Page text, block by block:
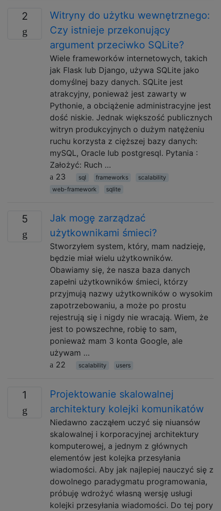
2
Witryny do użytku wewnętrznego:
Czy istnieje przekonujący
argument przeciwko SQLite?
Wiele frameworków internetowych, takich
jak Flask lub Django, używa SQLite jako
domyślnej bazy danych. SQLite jest
atrakcyjny, ponieważ jest zawarty w
Pythonie, a obciążenie administracyjne jest
dość niskie. Jednak większość publicznych
witryn produkcyjnych o dużym natężeniu
ruchu korzysta z cięższej bazy danych:
mySQL, Oracle lub postgresql. Pytania :
Założyć: Ruch …
23
sql frameworks
scalability
web-framework
sqlite
5
Jak mogę zarządzać
użytkownikami śmieci?
Stworzyłem system, który, mam nadzieję,
będzie miał wielu użytkowników.
Obawiamy się, że nasza baza danych
zapełni użytkowników śmieci, którzy
przyjmują nazwy użytkowników o wysokim
zapotrzebowaniu, a może po prostu
rejestrują się i nigdy nie wracają. Wiem, że
jest to powszechne, robię to sam,
ponieważ mam 3 konta Google, ale
używam …
22
scalability users
1
Projektowanie skalowalnej
architektury kolejki komunikatów
Niedawno zacząłem uczyć się niuansów
skalowalnej i korporacyjnej architektury
komputerowej, a jednym z głównych
elementów jest kolejka przesyłania
wiadomości. Aby jak najlepiej nauczyć się z
dowolnego paradygmatu programowania,
próbuję wdrożyć własną wersję usługi
kolejki przesyłania wiadomości. Do tej pory